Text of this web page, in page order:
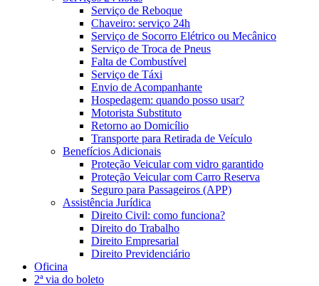
Serviço de Reboque
Chaveiro: serviço 24h
Serviço de Socorro Elétrico ou Mecânico
Serviço de Troca de Pneus
Falta de Combustível
Serviço de Táxi
Envio de Acompanhante
Hospedagem: quando posso usar?
Motorista Substituto
Retorno ao Domicílio
Transporte para Retirada de Veículo
Benefícios Adicionais
Proteção Veicular com vidro garantido
Proteção Veicular com Carro Reserva
Seguro para Passageiros (APP)
Assistência Jurídica
Direito Civil: como funciona?
Direito do Trabalho
Direito Empresarial
Direito Previdenciário
Oficina
2ª via do boleto